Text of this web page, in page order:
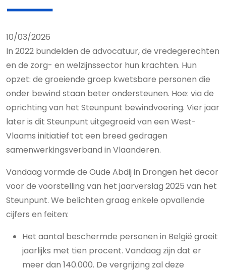
10/03/2026
In 2022 bundelden de advocatuur, de vredegerechten
en de zorg- en welzijnssector hun krachten. Hun
opzet: de groeiende groep kwetsbare personen die
onder bewind staan beter ondersteunen. Hoe: via de
oprichting van het Steunpunt bewindvoering. Vier jaar
later is dit Steunpunt uitgegroeid van een West-
Vlaams initiatief tot een breed gedragen
samenwerkingsverband in Vlaanderen.
Vandaag vormde de Oude Abdij in Drongen het decor
voor de voorstelling van het jaarverslag 2025 van het
Steunpunt. We belichten graag enkele opvallende
cijfers en feiten:
Het aantal beschermde personen in België groeit
jaarlijks met tien procent. Vandaag zijn dat er
meer dan 140.000. De vergrijzing zal deze